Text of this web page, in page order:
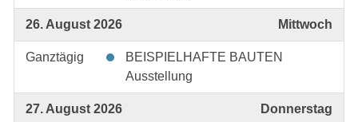
26. August 2026 Mittwoch
Ganztägig
BEISPIELHAFTE BAUTEN
Ausstellung
27. August 2026 Donnerstag